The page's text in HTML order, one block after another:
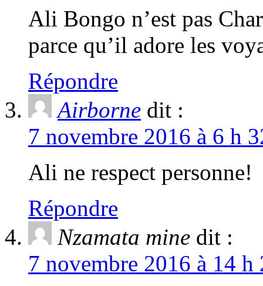
Ali Bongo n’est pas
parce qu’il adore les
Répondre
Airborne dit :
7 novembre 2016 à 6 h
Ali ne respect personne!
Répondre
Nzamata mine dit :
7 novembre 2016 à 14